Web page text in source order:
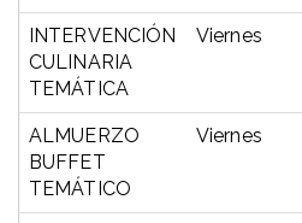
INTERVENCIÓN
CULINARIA
TEMÁTICA
Viernes
ALMUERZO
BUFFET
TEMÁTICO
Viernes